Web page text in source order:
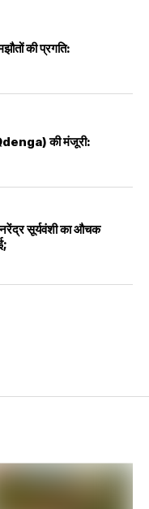
की प्रगति:
की मंजूरी:
सूर्यवंशी का औचक